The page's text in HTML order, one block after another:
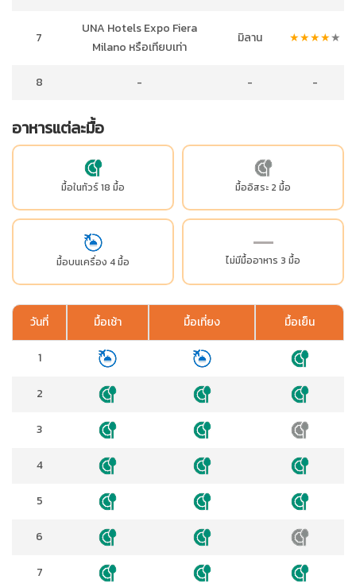
7
UNA Hotels Expo Fiera
Milano หรือเทียบเท่า
มิลาน ★★★★★
8 - - -
อาหารแต่ละมื้อ
มื้อในทัวร์ 18 มื้อ มื้ออิสระ 2 มื้อ
มื้อบนเครื่อง 4 มื้อ ไม่มีมื้ออาหาร 3 มื้อ
วันที่ มื้อเช้า มื้อเที่ยง มื้อเย็น
1
2
3
4
5
6
7